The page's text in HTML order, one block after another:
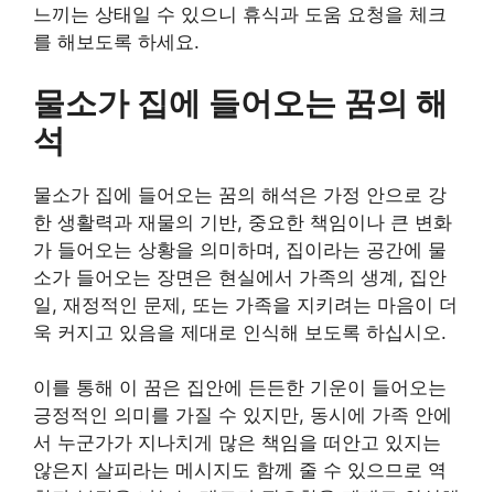
느끼는 상태일 수 있으니 휴식과 도움 요청을 체크
를 해보도록 하세요.
물소가 집에 들어오는 꿈의 해
석
물소가 집에 들어오는 꿈의 해석은 가정 안으로 강
한 생활력과 재물의 기반, 중요한 책임이나 큰 변화
가 들어오는 상황을 의미하며, 집이라는 공간에 물
소가 들어오는 장면은 현실에서 가족의 생계, 집안
일, 재정적인 문제, 또는 가족을 지키려는 마음이 더
욱 커지고 있음을 제대로 인식해 보도록 하십시오.
이를 통해 이 꿈은 집안에 든든한 기운이 들어오는
긍정적인 의미를 가질 수 있지만, 동시에 가족 안에
서 누군가가 지나치게 많은 책임을 떠안고 있지는
않은지 살피라는 메시지도 함께 줄 수 있으므로 역